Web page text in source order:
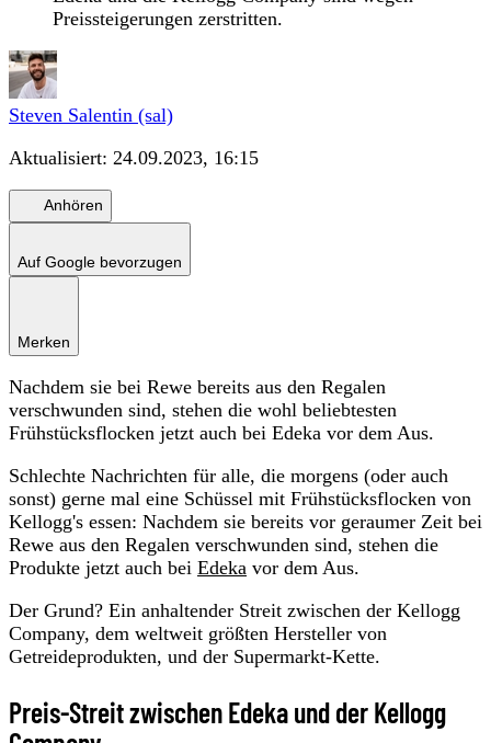
Preissteigerungen zerstritten.
Steven Salentin (sal)
Aktualisiert: 24.09.2023, 16:15
Anhören
Auf Google bevorzugen
Merken
Nachdem sie bei Rewe bereits aus den Regalen
verschwunden sind, stehen die wohl beliebtesten
Frühstücksflocken jetzt auch bei Edeka vor dem Aus.
Schlechte Nachrichten für alle, die morgens (oder auch
sonst) gerne mal eine Schüssel mit Frühstücksflocken von
Kellogg's essen: Nachdem sie bereits vor geraumer Zeit bei
Rewe aus den Regalen verschwunden sind, stehen die
Produkte jetzt auch bei Edeka vor dem Aus.
Der Grund? Ein anhaltender Streit zwischen der Kellogg
Company, dem weltweit größten Hersteller von
Getreideprodukten, und der Supermarkt-Kette.
Preis-Streit zwischen Edeka und der Kellogg